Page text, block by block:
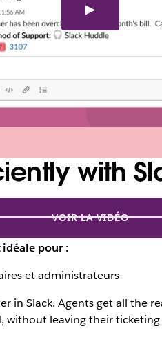
with
VOIR LA VIDÉO
idéale pour :
et administrateurs
in Slack. Agents get all the
without leaving their